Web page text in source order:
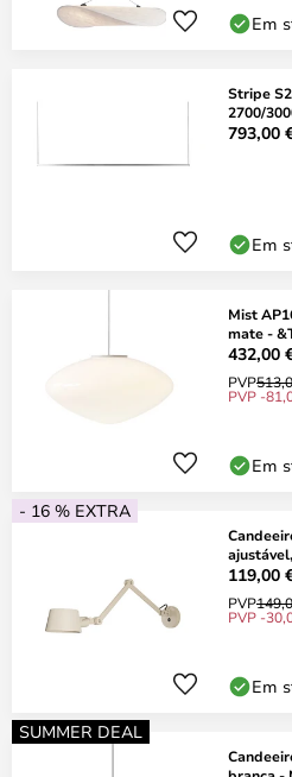
Em
Stripe
2700/
793,00
Em
Mist
mate -
432,00
PVP
PVP -
Em
- 16 % EXTRA
119,00
PVP
PVP -
Em
SUMMER DEAL